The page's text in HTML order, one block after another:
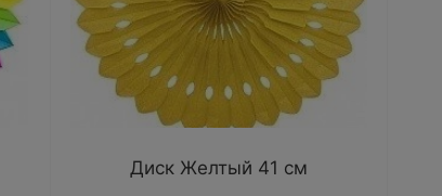
Диск Желтый 41 см